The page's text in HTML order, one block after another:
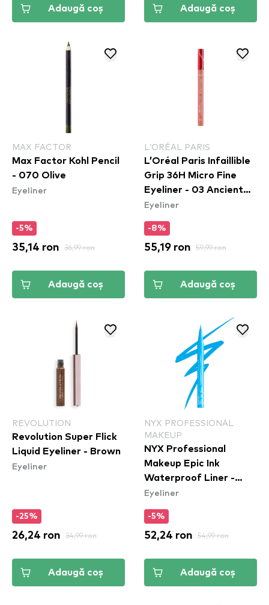
Adaugă coș Adaugă coș
MAX FACTOR
Max Factor Kohl Pencil
- 070 Olive
Eyeliner
-5%
35,14 ron 36,99 ron
Adaugă coș
L’ORÉAL PARIS
L’Oréal Paris Infaillible
Grip 36H Micro Fine
Eyeliner​ - 03 Ancient
Rose
Eyeliner
-8%
55,19 ron 59,99 ron
Adaugă coș
REVOLUTION
Revolution Super Flick
Liquid Eyeliner - Brown
Eyeliner
-25%
26,24 ron 34,99 ron
Adaugă coș
NYX PROFESSIONAL
MAKEUP
NYX Professional
Makeup Epic Ink
Waterproof Liner -
Vintage Baby
Eyeliner
-5%
52,24 ron 54,99 ron
Adaugă coș